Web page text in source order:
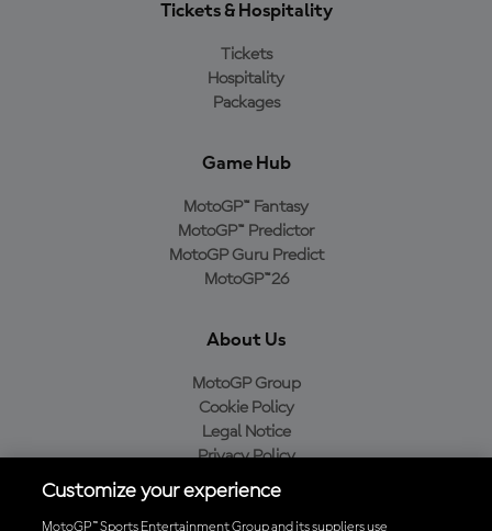
Tickets & Hospitality
Tickets
Hospitality
Packages
Game Hub
MotoGP™ Fantasy
MotoGP™ Predictor
MotoGP Guru Predict
MotoGP™26
About Us
MotoGP Group
Cookie Policy
Legal Notice
Privacy Policy
Purchase Policy
Customize your experience
MotoGP™ Sports Entertainment Group and its suppliers use